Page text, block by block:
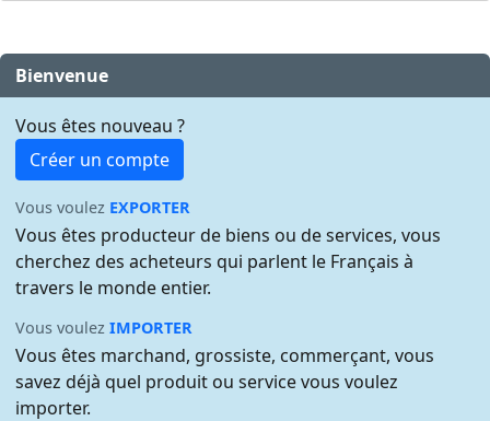
Bienvenue
Vous êtes nouveau ?
Créer un compte
Vous voulez EXPORTER
Vous êtes producteur de biens ou de services, vous
cherchez des acheteurs qui parlent le Français à
travers le monde entier.
Vous voulezIMPORTER
Vous êtes marchand, grossiste, commerçant, vous
savez déjà quel produit ou service vous voulez
importer.